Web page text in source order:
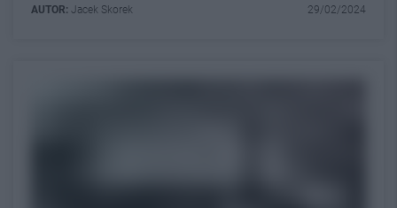
AUTOR: Jacek Skorek 29/02/2024